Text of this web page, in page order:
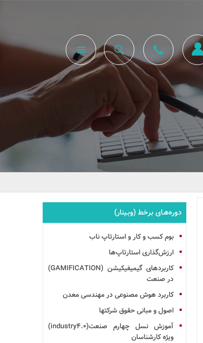
دوره‌هـای برخط (وبـینار)
بومکسب و کار و استارتاپ ناب
ارزش‌گذاری استارتاپ‌ها
کاربردهای گیمیفیکیشن (GAMIFICATION)
در صنعت
کاربرد هوش مصنوعی در مهندسی معدن
اصول و مبانی حقوق شرکت ها
آموزش نسل چهارم صنعت(industry4.0)
ویژه کارشناسان